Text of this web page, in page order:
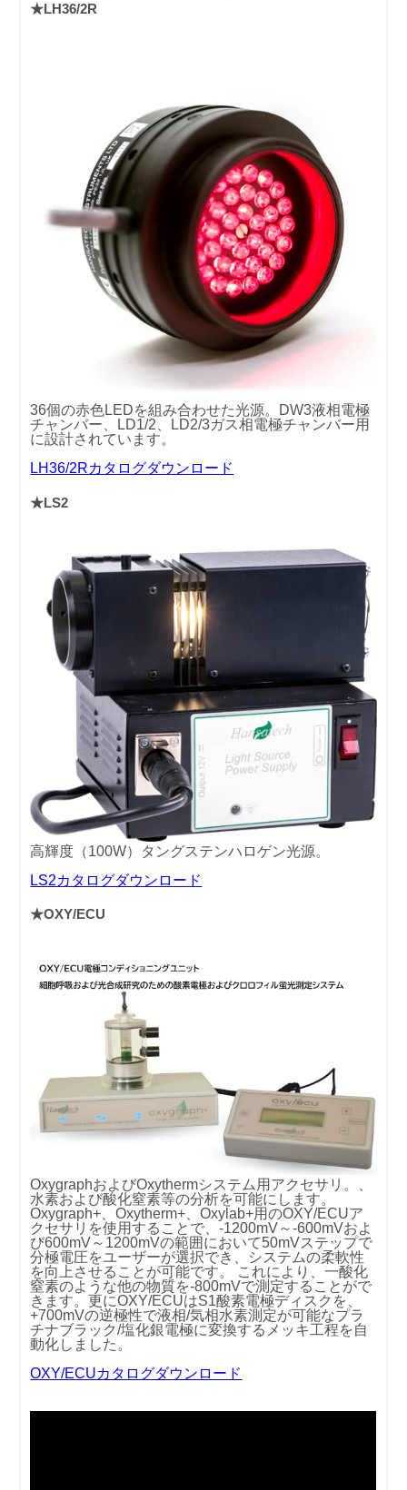
★LH36/2R
36個の赤色LEDを組み合わせた光源。DW3液相電極
チャンバー、LD1/2、LD2/3ガス相電極チャンバー用
に設計されています。
LH36/2Rカタログダウンロード
★LS2
高輝度（100W）タングステンハロゲン光源。
LS2カタログダウンロード
★OXY/ECU
OxygraphおよびOxythermシステム用アクセサリ。、
水素および酸化窒素等の分析を可能にします。
Oxygraph+、Oxytherm+、Oxylab+用のOXY/ECUア
クセサリを使用することで、-1200mV～-600mVおよ
び600mV～1200mVの範囲において50mVステップで
分極電圧をユーザーが選択でき、システムの柔軟性
を向上させることが可能です。 これにより、一酸化
窒素のような他の物質を-800mVで測定することがで
きます。更にOXY/ECUはS1酸素電極ディスクを、
+700mVの逆極性で液相/気相水素測定が可能なプラ
チナブラック/塩化銀電極に変換するメッキ工程を自
動化しました。
OXY/ECUカタログダウンロード